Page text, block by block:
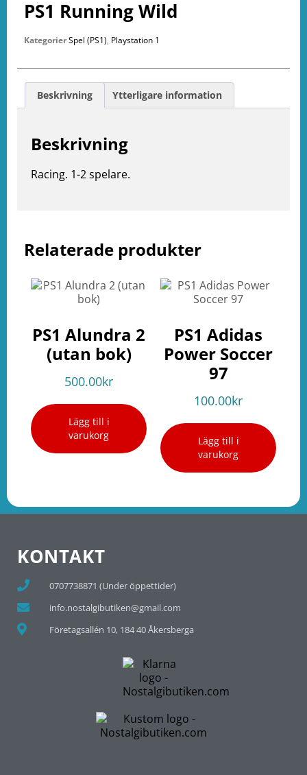
Relaterade produkter
PS1 Alundra 2
(utan bok)
500.00kr
Lägg till i
varukorg
PS1 Adidas
Power Soccer
97
100.00kr
Lägg till i
varukorg
PS1 Running Wild
KategorierSpel (PS1), Playstation 1
Beskrivning Ytterligare information
Beskrivning
Racing. 1-2 spelare.
KONTAKT
0707738871 (Under öppettider)
info.nostalgibutiken@gmail.com
Företagsallén 10, 184 40 Åkersberga